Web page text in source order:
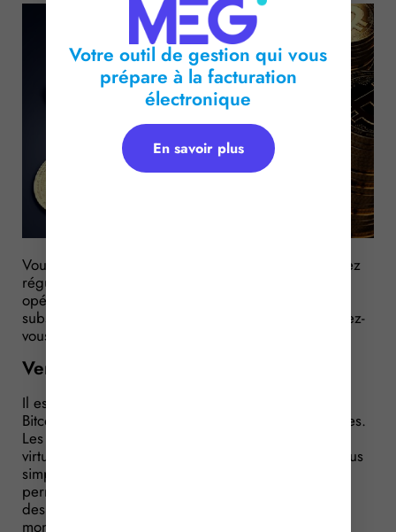
Vous êtes propriétaire de bitcoins, et vous vous livrez
régulièrement à des opérations d’achat-revente,
opérations qui vous permettent de réaliser un gain
substantiel. Dans quelle catégorie d’imposition devez-
vous déclarer ces gains sur vos bitcoins ?
Vente de Bitcoins : BNC ou pas BNC ?
Il est important de commencer par rappeler que le
Bitcoin n’est que l’une des crypto monnaies existantes.
Les crypto monnaies sont « des unités de compte
virtuelles stockées sur un support électronique ». Plus
simplement, il s’agit de monnaies virtuelles qui
permettent à des personnes d’échanger entre elles
des biens ou des services, sans se servir d’une
monnaie ayant un cours légal.
Votre outil de gestion qui vous
prépare à la facturation
électronique
En savoir plus